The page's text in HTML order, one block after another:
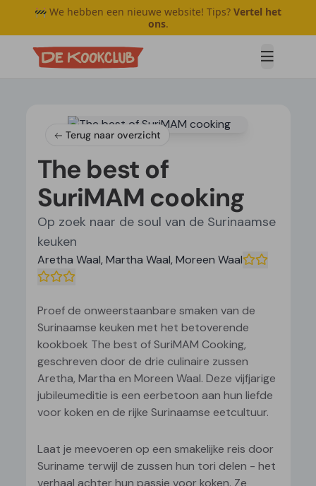
🚧 We hebben een nieuwe website! Tips? Vertel het
ons.
Open
Terug naar overzicht
The best of
SuriMAM cooking
Op zoek naar de soul van de Surinaamse
keuken
Aretha Waal, Martha Waal, Moreen Waal
Proef de onweerstaanbare smaken van de
Surinaamse keuken met het betoverende
kookboek The best of SuriMAM Cooking,
geschreven door de drie culinaire zussen
Aretha, Martha en Moreen Waal. Deze vijfjarige
jubileumeditie is een eerbetoon aan hun liefde
voor koken en de rijke Surinaamse eetcultuur.
Laat je meevoeren op een smakelijke reis door
Suriname terwijl de zussen hun tori delen - het
verhaal achter hun passie voor koken. Ze